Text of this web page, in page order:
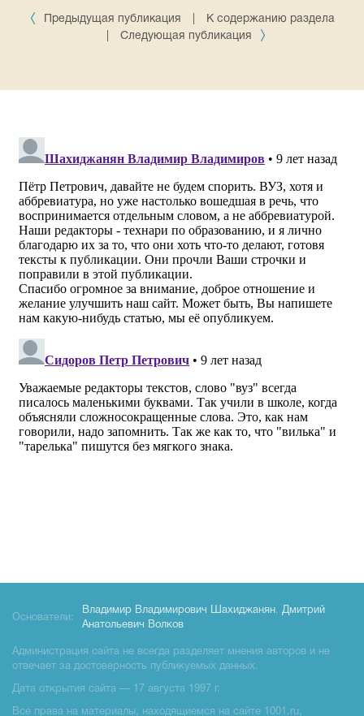
Предыдущая публикация
К содержанию раздела
Следующая публикация
Основатели:
Владимир Владимирович Шахиджанян, Дмитрий
Анатольевич Волков
Администрация сайта не всегда разделяет мнения авторов и не
отвечает за достоверность публикуемых данных.
Дата открытия сайта — 17 августа 1997 г.
Все права на материалы, находящиемся на сайте 1001.ru,